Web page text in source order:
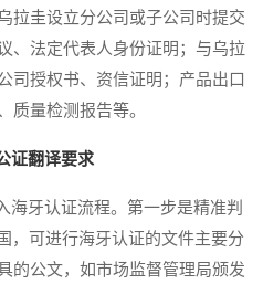
拉圭设立分公司或子公司时提交
、法定代表人身份证明；与乌拉
司授权书、资信证明；产品出口
质量检测报告等。
证翻译要求
牙认证流程。第一步是精准判
，可进行海牙认证的文件主要分
的公文，如市场监督管理局颁发